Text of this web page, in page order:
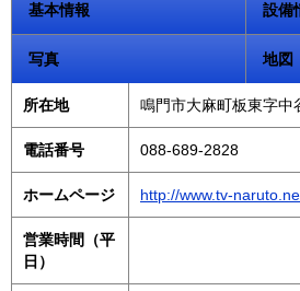
基本情報 設備
写真 地図
所在地 鳴門市大麻町板東字中
電話番号 088-689-2828
ホームページ http://www.tv-
営業時間（平
日）